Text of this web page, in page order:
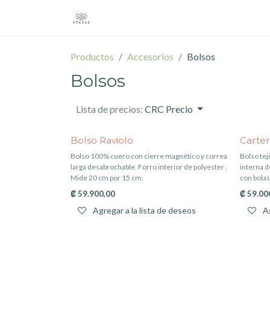
Productos Accesorios Bolsos
Bolsos
Lista de precios: CRC Precio
Bolso Raviolo
Bolso 100% cuero con cierre magnético y correa
larga desabrochable. Forro interior de polyester .
Mide 20 cm por 15 cm.
₡59.900,00
Agregar a la lista de deseos
Bolso
interna
con
₡